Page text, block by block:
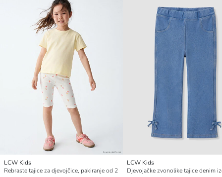
LCW Kids
Rebraste tajice za djevojčice, pakiranje od 2
LCW Kids
Djevojačke zvonolike tajice denim